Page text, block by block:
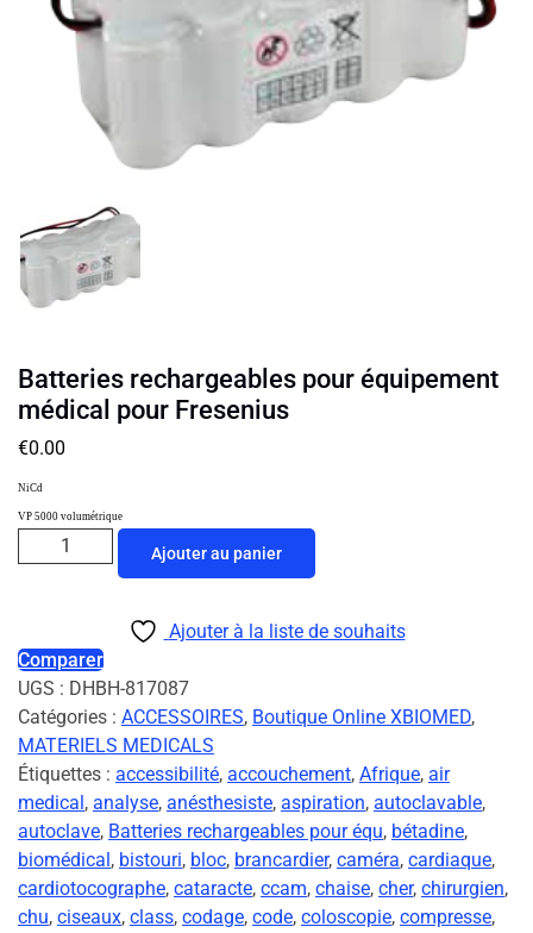
Batteries rechargeables pour équipement
médical pour Fresenius
€0.00
NiCd
VP 5000 volumétrique
Ajouter au panier
Ajouter à la liste de souhaits
Comparer
UGS : DHBH-817087
Catégories : ACCESSOIRES, Boutique Online XBIOMED,
MATERIELS MEDICALS
Étiquettes : accessibilité, accouchement, Afrique, air
medical , analyse, anésthesiste, aspiration, autoclavable,
autoclave, Batteries rechargeables pour équ, bétadine,
biomédical , bistouri, bloc, brancardier, caméra, cardiaque,
cardiotocographe, cataracte, ccam, chaise, cher, chirurgien,
chu, ciseaux, class, codage, code, coloscopie, compresse,